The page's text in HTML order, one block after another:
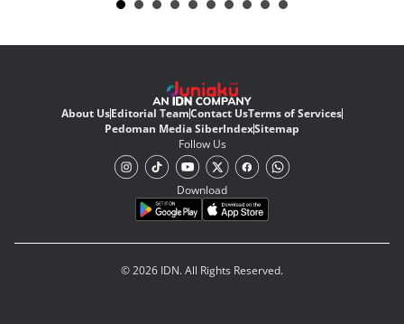
About UsEditorial TeamContact UsTerms of Services
Pedoman Media SiberIndexSitemap
Follow Us
Download
© 2026 IDN. All Rights Reserved.